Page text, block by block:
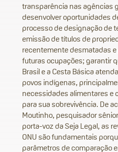
transparência nas agências
desenvolver oportunidades
processo de designação de
emissão de títulos de
recentemente desmatadas
futuras ocupações; garantir
Brasil e a Cesta Básica
povos indígenas,
necessidades alimentares e
para sua sobrevivência. De
Moutinho, pesquisador
porta-voz da Seja Legal, as
ONU são fundamentais
parâmetros de comparação